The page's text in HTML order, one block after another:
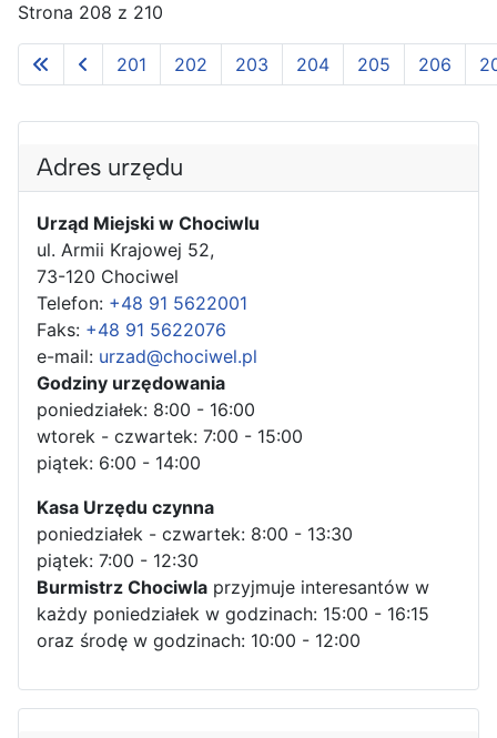
Strona 208 z 210
201 202 203 204 205 206
Adres urzędu
Urząd Miejski w Chociwlu
ul. Armii Krajowej 52,
73-120 Chociwel
Telefon: +48 91 5622001
Faks: +48 91 5622076
e-mail: urzad@chociwel.pl
Godziny urzędowania
poniedziałek: 8:00 - 16:00
wtorek - czwartek: 7:00 - 15:00
piątek: 6:00 - 14:00
Kasa Urzędu czynna
poniedziałek - czwartek: 8:00 - 13:30
piątek: 7:00 - 12:30
Burmistrz Chociwla przyjmuje interesantów w
każdy poniedziałek w godzinach: 15:00 - 16:15
oraz środę w godzinach: 10:00 - 12:00